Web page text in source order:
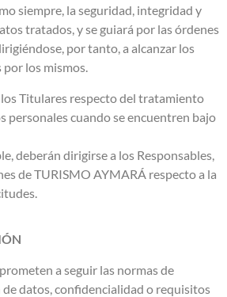
siempre, la seguridad, integridad y
tratados, y se guiará por las órdenes
por tanto, a alcanzar los
los mismos.
Titulares respecto del tratamiento
personales cuando se encuentren bajo
deberán dirigirse a los Responsables,
de TURISMO AYMARÁ respecto a la
a seguir las normas de
datos, confidencialidad o requisitos